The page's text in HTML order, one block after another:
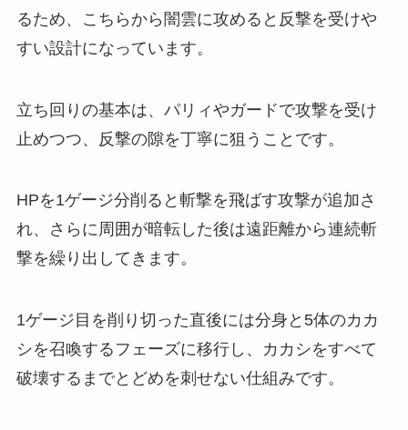
るため、こちらから闇雲に攻めると反撃を受けや
すい設計になっています。
立ち回りの基本は、パリィやガードで攻撃を受け
止めつつ、反撃の隙を丁寧に狙うことです。
HPを1ゲージ分削ると斬撃を飛ばす攻撃が追加さ
れ、さらに周囲が暗転した後は遠距離から連続斬
撃を繰り出してきます。
1ゲージ目を削り切った直後には分身と5体のカカ
シを召喚するフェーズに移行し、カカシをすべて
破壊するまでとどめを刺せない仕組みです。